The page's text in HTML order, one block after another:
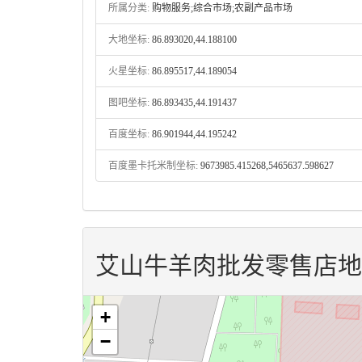
所属分类: 购物服务;综合市场;农副产品市场
大地坐标: 86.893020,44.188100
火星坐标: 86.895517,44.189054
图吧坐标: 86.893435,44.191437
百度坐标: 86.901944,44.195242
百度墨卡托米制坐标: 9673985.415268,5465637.598627
艾山牛羊肉批发零售店
+
−